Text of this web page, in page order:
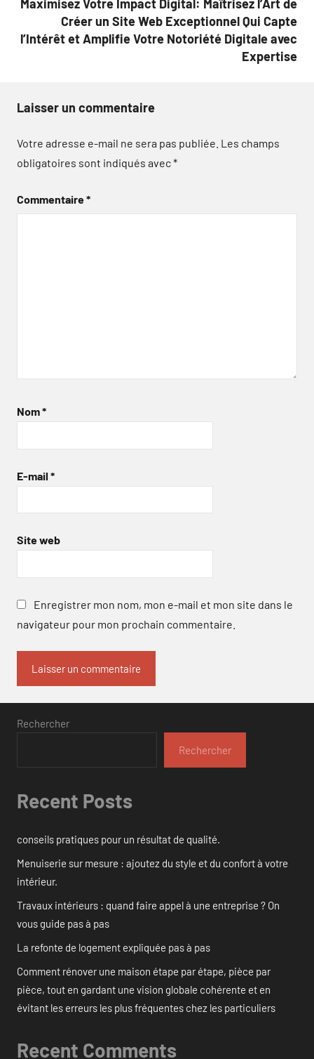
Maximisez Votre Impact Digital: Maîtrisez l’Art de
Créer un Site Web Exceptionnel Qui Capte
l’Intérêt et Amplifie Votre Notoriété Digitale avec
Expertise
Laisser un commentaire
Votre adresse e-mail ne sera pas publiée. Les champs
obligatoires sont indiqués avec*
Commentaire*
Nom*
E-mail *
Site web
Enregistrer mon nom, mon e-mail et mon site dans le
navigateur pour mon prochain commentaire.
Rechercher
Rechercher
Recent Posts
conseils pratiques pour un résultat de qualité.
Menuiserie sur mesure : ajoutez du style et du confort à votre
intérieur.
Travaux intérieurs : quand faire appel à une entreprise ? On
vous guide pas à pas
La refonte de logement expliquée pas à pas
Comment rénover une maison étape par étape, pièce par
pièce, tout en gardant une vision globale cohérente et en
évitant les erreurs les plus fréquentes chez les particuliers
Recent Comments